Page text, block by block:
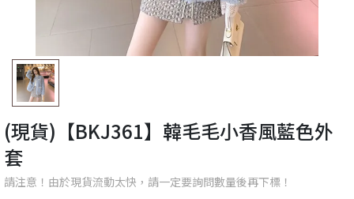
(現貨)【BKJ361】韓毛毛小香風藍色外
套
請注意！由於現貨流動太快，請一定要詢問數量後再下標！